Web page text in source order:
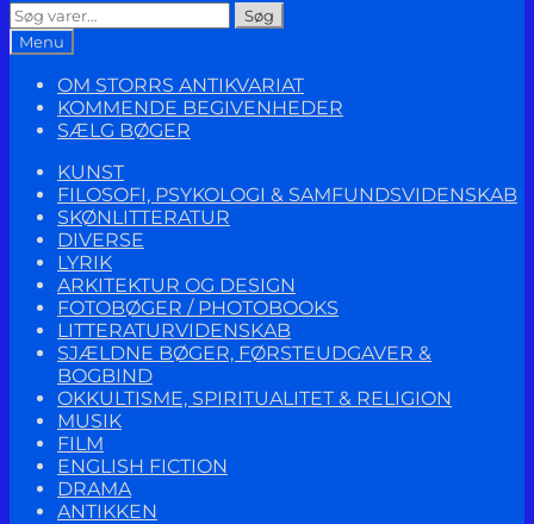
Søg
efter:
Søg
Menu
OM STORRS ANTIKVARIAT
KOMMENDE BEGIVENHEDER
SÆLG BØGER
KUNST
FILOSOFI, PSYKOLOGI & SAMFUNDSVIDENSKAB
SKØNLITTERATUR
DIVERSE
LYRIK
ARKITEKTUR OG DESIGN
FOTOBØGER / PHOTOBOOKS
LITTERATURVIDENSKAB
SJÆLDNE BØGER, FØRSTEUDGAVER &
BOGBIND
OKKULTISME, SPIRITUALITET & RELIGION
MUSIK
FILM
ENGLISH FICTION
DRAMA
ANTIKKEN